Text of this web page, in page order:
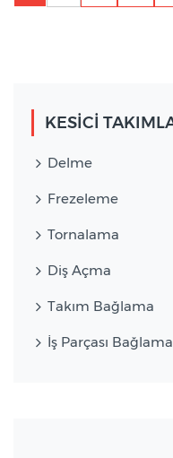
KESİCİ
Delme
Frezeleme
Tornalama
Diş Açma
Takım Bağlama
İş Parçası Bağlama